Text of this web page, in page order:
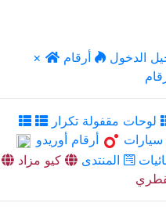
× الدخول
أرقام
لوحات مقفولة تكرار
سيارات
أرقام أوريدو
المنتدى
كيو مزاد